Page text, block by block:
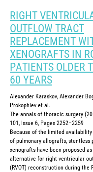
RIGHT
OUTFLOW TRACT
REPLACEMENT
XENOGRAFTS IN
PATIENTS OLDER
60 YEARS
Alexander Karaskov, Alexander
Prokophiev et al.
The annals of thoracic surgery
101, Issue 6, Pages 2252–2259
Because of the limited availability
of pulmonary allografts, stentless
xenografts have been proposed as
alternative for right ventricular
(RVOT) reconstruction during the